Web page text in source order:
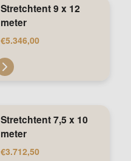
Stretchtent 9 x 12
meter
€5.346,00
Stretchtent 7,5 x 10
meter
€3.712,50